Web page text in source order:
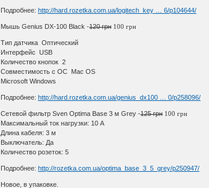
Подробнее:http://hard.rozetka.com.ua/logitech_key … 6/p104644/
Мышь Genius DX-100 Black -120 грн 100 грн
Тип датчика Оптический
Интерфейс USB
Количество кнопок 2
Совместимость с ОС Mac OS
Microsoft Windows
Подробнее:http://hard.rozetka.com.ua/genius_dx100 … 0/p258096/
Сетевой фильтр Sven Optima Base 3 м Grey -125 грн 100 грн
Максимальный ток нагрузки: 10 А
Длина кабеля: 3 м
Выключатель: Да
Количество розеток: 5
Подробнее:http://rozetka.com.ua/optima_base_3_5_grey/p250947/
Новое, в упаковке.